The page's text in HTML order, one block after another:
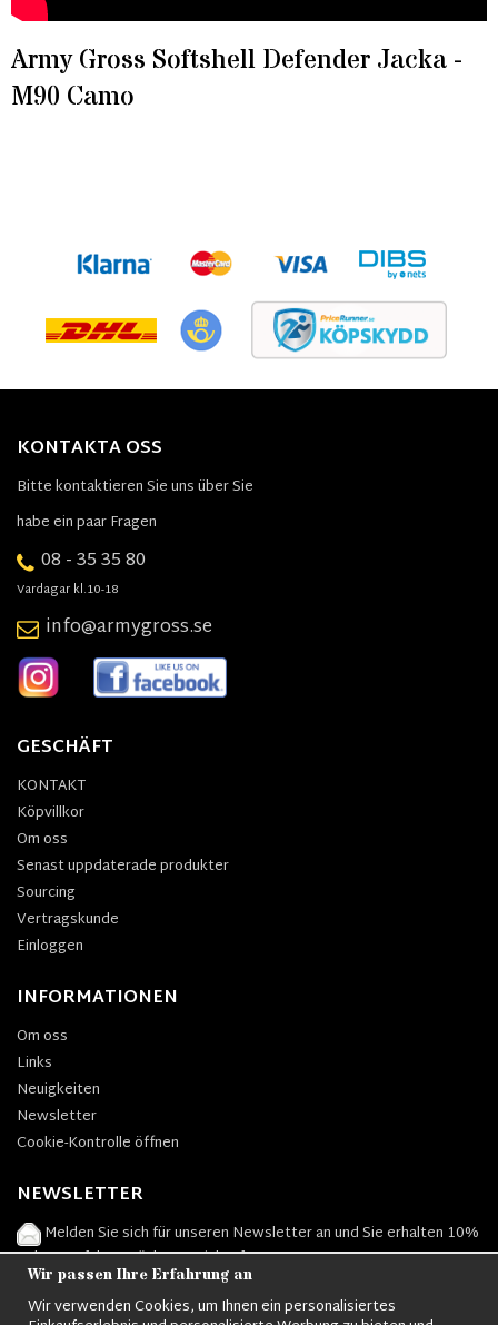
Army Gross Softshell Defender Jacka -
M90 Camo
KONTAKTA OSS
Bitte kontaktieren Sie uns über Sie
habe ein paar Fragen
08 - 35 35 80
Vardagar kl.10-18
info@armygross.se
GESCHÄFT
KONTAKT
Köpvillkor
Om oss
Senast uppdaterade produkter
Sourcing
Vertragskunde
Einloggen
INFORMATIONEN
Om oss
Links
Neuigkeiten
Newsletter
Cookie-Kontrolle öffnen
NEWSLETTER
Melden Sie sich für unseren Newsletter an und Sie erhalten 10%
Rabatt auf Ihren nächsten Einkauf.
Wir passen Ihre Erfahrung an
Wir verwenden Cookies, um Ihnen ein personalisiertes